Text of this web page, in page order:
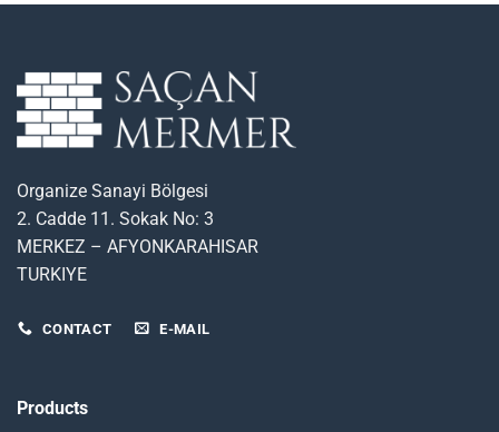
Organize Sanayi Bölgesi
2. Cadde 11. Sokak No: 3
MERKEZ – AFYONKARAHISAR
TURKIYE
CONTACT E-MAIL
Products